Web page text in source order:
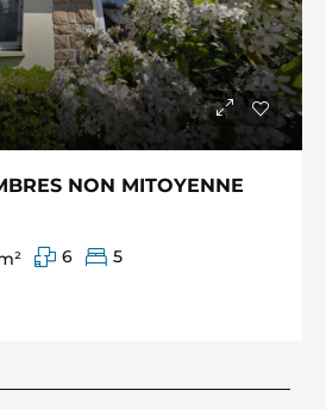
NON MITOYENNE
6
5